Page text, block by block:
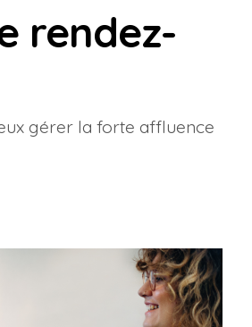
rendez-
gérer la forte affluence